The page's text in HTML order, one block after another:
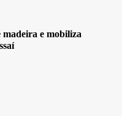
e mobiliza